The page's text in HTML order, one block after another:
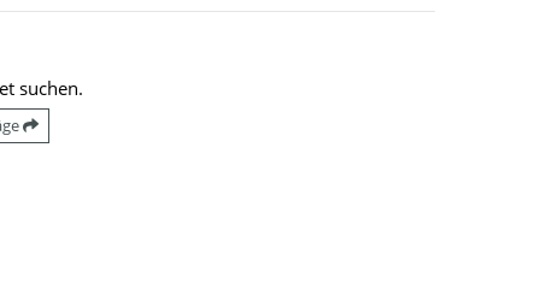
suchen.